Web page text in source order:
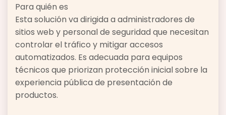
Para quién es
Esta solución va dirigida a administradores de
sitios web y personal de seguridad que necesitan
controlar el tráfico y mitigar accesos
automatizados. Es adecuada para equipos
técnicos que priorizan protección inicial sobre la
experiencia pública de presentación de
productos.